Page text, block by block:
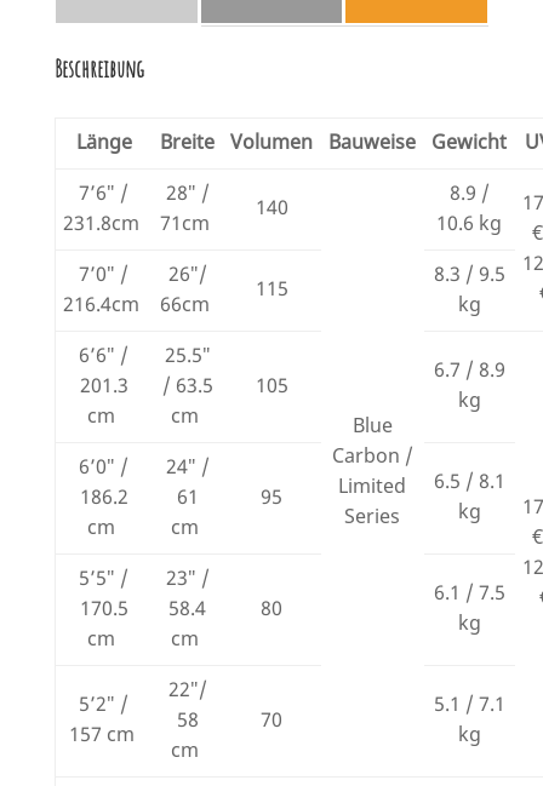
Beschreibung
Länge Breite Volumen Bauweise Gewicht
7’6″ /
231.8cm
28″ /
71cm
140
Blue
Carbon /
Limited
Series
8.9 /
10.6 kg
7’0″ /
216.4cm
26″/
66cm
115
8.3 / 9.5
kg
6’6″ /
201.3
cm
25.5″
/ 63.5
cm
105
6.7 / 8.9
kg
6’0″ /
186.2
cm
24″ /
61
cm
95
6.5 / 8.1
kg
5’5″ /
170.5
cm
23″ /
58.4
cm
80
6.1 / 7.5
kg
5’2″ /
157 cm
22″/
58
cm
70
5.1 / 7.1
kg